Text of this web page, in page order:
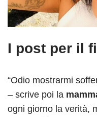
I post per il
“Odio mostrarmi
– scrive poi la
ogni giorno la verità,